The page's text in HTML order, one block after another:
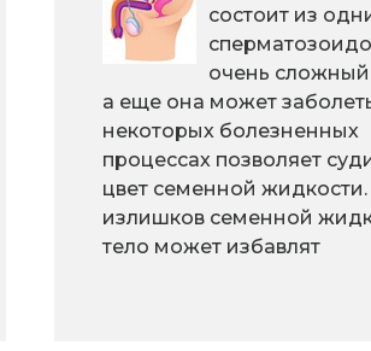
состоит из
очень сложный
а еще она может
некоторых болезненных
процессах позволяет
цвет семенной
излишков семенной
тело может избавлят